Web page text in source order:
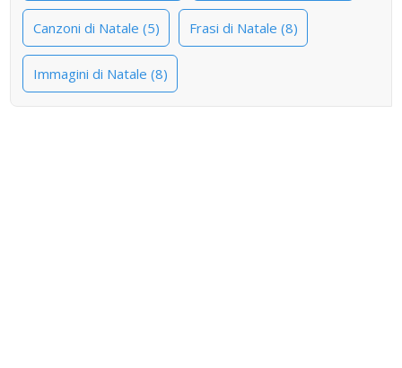
Canzoni di Natale (5) Frasi di Natale (8)
Immagini di Natale (8)